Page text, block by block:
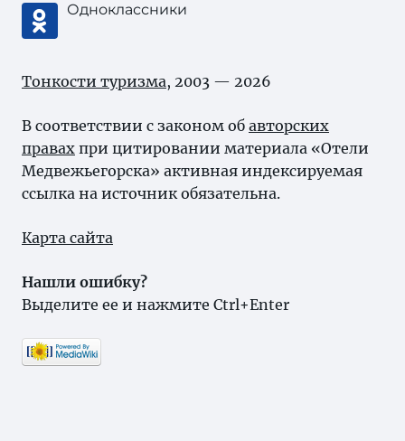
Одноклассники
Тонкости туризма, 2003 — 2026
В соответствии с законом об авторских
правах при цитировании материала «Отели
Медвежьегорска» активная индексируемая
ссылка на источник обязательна.
Карта сайта
Нашли ошибку?
Выделите ее и нажмите Ctrl+Enter